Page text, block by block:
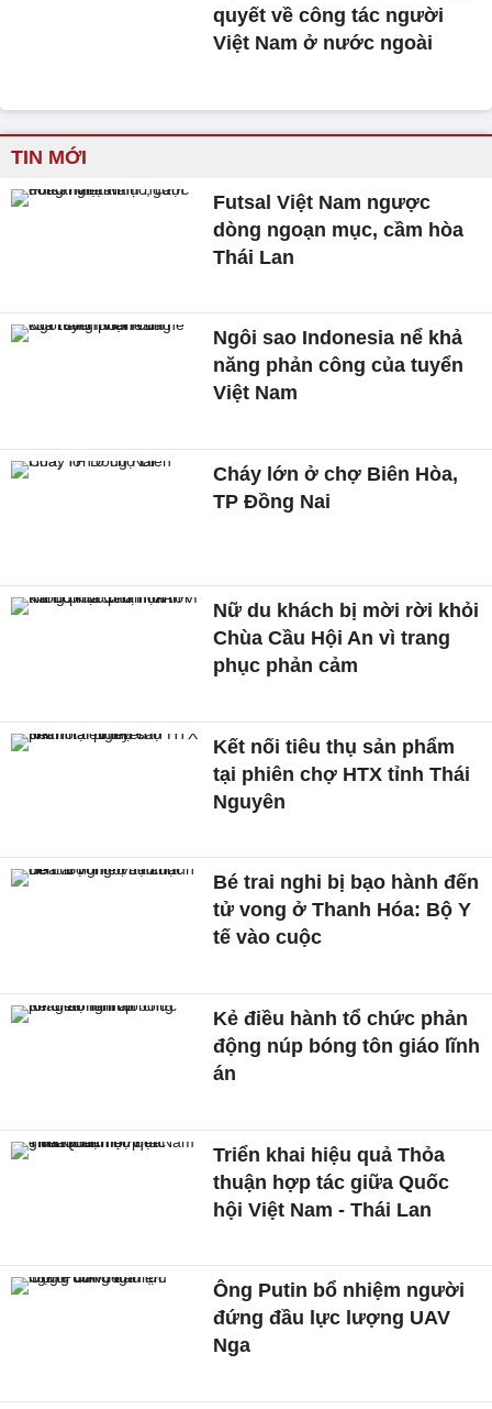
quyết về công tác người
Việt Nam ở nước ngoài
TIN MỚI
Futsal Việt Nam ngược
dòng ngoạn mục, cầm hòa
Thái Lan
Ngôi sao Indonesia nể khả
năng phản công của tuyển
Việt Nam
Cháy lớn ở chợ Biên Hòa,
TP Đồng Nai
Nữ du khách bị mời rời khỏi
Chùa Cầu Hội An vì trang
phục phản cảm
Kết nối tiêu thụ sản phẩm
tại phiên chợ HTX tỉnh Thái
Nguyên
Bé trai nghi bị bạo hành đến
tử vong ở Thanh Hóa: Bộ Y
tế vào cuộc
Kẻ điều hành tổ chức phản
động núp bóng tôn giáo lĩnh
án
Triển khai hiệu quả Thỏa
thuận hợp tác giữa Quốc
hội Việt Nam - Thái Lan
Ông Putin bổ nhiệm người
đứng đầu lực lượng UAV
Nga